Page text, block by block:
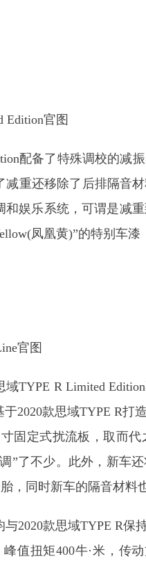
Edition官图
配备了特殊调校的减
重还移除了后排隔音
娱乐系统，可谓是减
凤凰黄)”的特别车漆
官图
TYPE R Limited
2020款思域TYPE R打
固定式扰流板，取而
”了不少。此外，新车
，同时新车的隔音材料
2020款思域TYPE R保
值扭矩400牛·米，传